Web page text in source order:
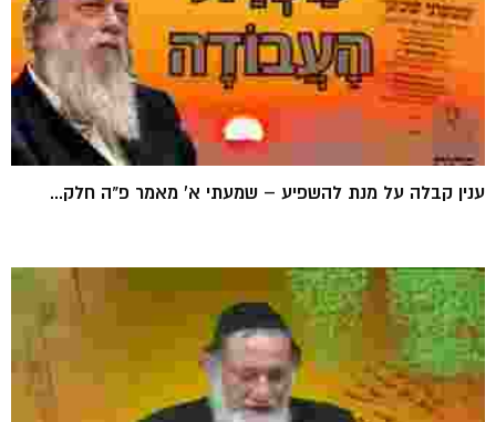
ענין קבלה על מנת להשפיע – שמעתי א' מאמר פ"ה חלק...